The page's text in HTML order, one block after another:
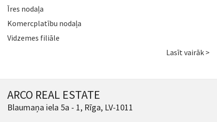
Īres nodaļa
Komercplatību nodaļa
Vidzemes filiāle
Lasīt vairāk >
ARCO REAL ESTATE
Blaumaņa iela 5a - 1, Rīga, LV-1011